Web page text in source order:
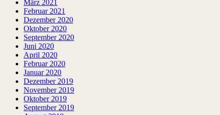
März 2021
Februar 2021
Dezember 2020
Oktober 2020
September 2020
Juni 2020
April 2020
Februar 2020
Januar 2020
Dezember 2019
November 2019
Oktober 2019
September 2019